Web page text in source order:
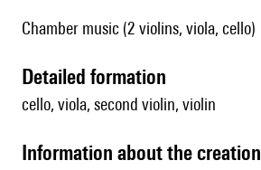
Chamber music (2 violins, viola, cello)
detailed formation
cello, viola, second violin, violin
information about the creation